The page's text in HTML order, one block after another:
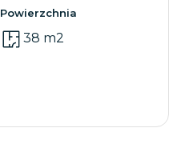
Powierzchnia
38 m2